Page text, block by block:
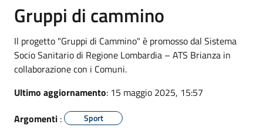
Gruppi di cammino
Il progetto "Gruppi di Cammino" è promosso dal Sistema
Socio Sanitario di Regione Lombardia – ATS Brianza in
collaborazione con i Comuni.
Ultimo aggiornamento: 15 maggio 2025, 15:57
Argomenti : Sport